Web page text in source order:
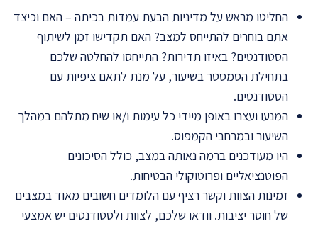
החליטו מראש על מדיניות הבעת עמדות בכיתה – האם וכיצד
אתם בוחרים להתייחס למצב? האם תקדישו זמן לשיתוף
הסטודנטים? באיזו תדירות? התייחסו להחלטה שלכם
בתחילת הסמסטר בשיעור, על מנת לתאם ציפיות עם
הסטודנטים.
המנעו ועצרו באופן מיידי כל עימות ו/או שיח מתלהם במהלך
השיעור ובמרחבי הקמפוס.
היו מעודכנים ברמה נאותה במצב, כולל הסיכונים
הפוטנציאליים ופרוטוקולי הבטיחות.
זמינות הצוות וקשר רציף עם הלומדים חשובים מאוד במצבים
של חוסר יציבות. וודאו שלכם, לצוות ולסטודנטים יש אמצעי